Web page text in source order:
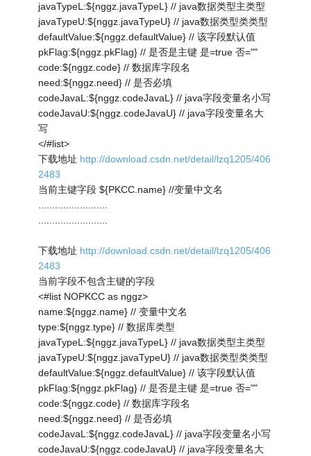
javaTypeL:${nggz.javaTypeL} // java数据类型主类型
javaTypeU:${nggz.javaTypeU} // java数据类型类类型
defaultValue:${nggz.defaultValue} // 该字段默认值
pkFlag:${nggz.pkFlag} // 是否是主键 是=true 否=""
code:${nggz.code} // 数据库字段名
need:${nggz.need} // 是否必填
codeJavaL:${nggz.codeJavaL} // java字段变量名小写
codeJavaU:${nggz.codeJavaU} // java字段变量名大
写
</#list>
下载地址 http://download.csdn.net/detail/lzq1205/406
2483
当前主键字段 ${PKCC.name} //变量中文名
.........................
.........................
下载地址 http://download.csdn.net/detail/lzq1205/406
2483
当前字段不包含主键的字段
<#list NOPKCC as nggz>
name:${nggz.name} // 变量中文名
type:${nggz.type} // 数据库类型
javaTypeL:${nggz.javaTypeL} // java数据类型主类型
javaTypeU:${nggz.javaTypeU} // java数据类型类类型
defaultValue:${nggz.defaultValue} // 该字段默认值
pkFlag:${nggz.pkFlag} // 是否是主键 是=true 否=""
code:${nggz.code} // 数据库字段名
need:${nggz.need} // 是否必填
codeJavaL:${nggz.codeJavaL} // java字段变量名小写
codeJavaU:${nggz.codeJavaU} // java字段变量名大